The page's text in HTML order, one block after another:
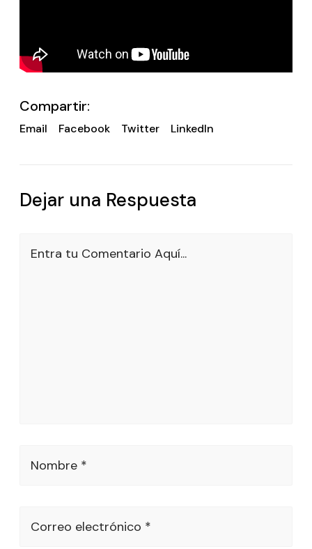
Compartir:
Email Facebook Twitter LinkedIn
Dejar una Respuesta
Entra tu Comentario Aquí...
Nombre *
Correo electrónico *